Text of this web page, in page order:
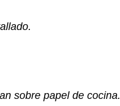
sobre papel de cocina.